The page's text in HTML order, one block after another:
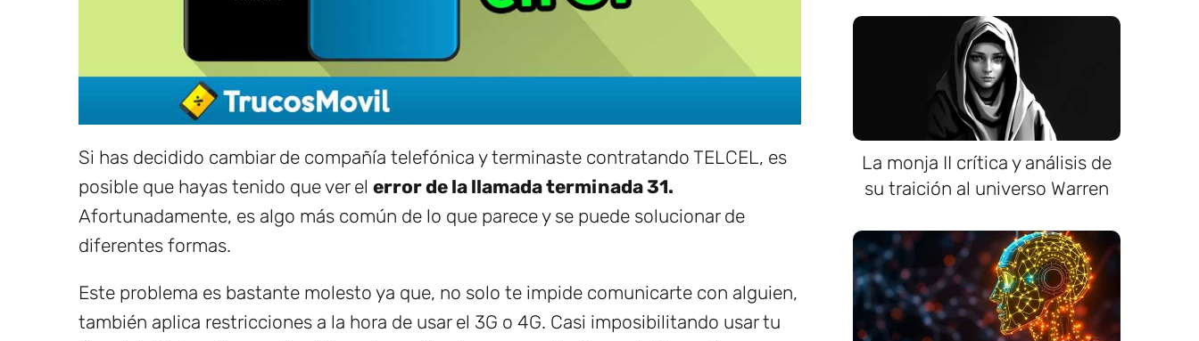
Si has decidido cambiar de compañía telefónica y terminaste contratando TELCEL, es
posible que hayas tenido que ver el error de la llamada terminada 31.
Afortunadamente, es algo más común de lo que parece y se puede solucionar de
diferentes formas.
Este problema es bastante molesto ya que, no solo te impide comunicarte con alguien,
también aplica restricciones a la hora de usar el 3G o 4G. Casi imposibilitando usar tu
La monja II crítica y análisis de
su traición al universo Warren